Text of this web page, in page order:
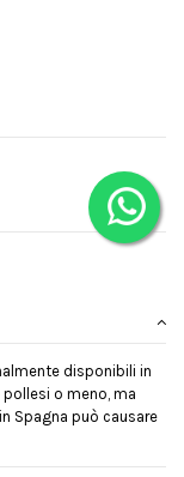
disponibili in
o meno, ma
Spagna può causare